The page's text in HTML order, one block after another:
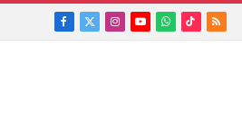
Facebook
X
Instagram
YouTubeWhatsApp
TikTok
RSS